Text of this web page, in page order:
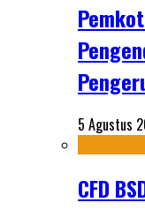
5 Agustus
CFD